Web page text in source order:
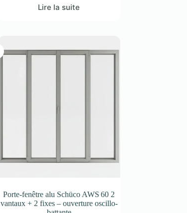
Lire la suite
Porte-fenêtre alu Schüco AWS 60 2
vantaux + 2 fixes – ouverture oscillo-